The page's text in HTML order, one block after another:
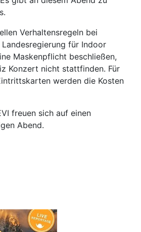
Verhaltensregeln bei
für Indoor
Maskenpflicht beschließen,
Konzert nicht stattfinden. Für
werden die Kosten
freuen sich auf einen
Abend.